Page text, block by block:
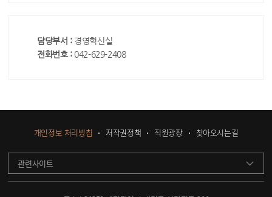
담당부서 : 경영혁신실
전화번호 : 042-629-2408
개인정보 처리방침 저작권정책 직원광장 찾아오시는길
관련사이트